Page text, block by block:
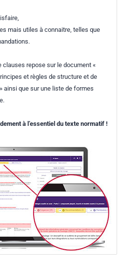
mais utiles à connaitre, telles que
clauses repose sur le document «
et règles de structure et de
ainsi que sur une liste de formes
à l’essentiel du texte normatif !